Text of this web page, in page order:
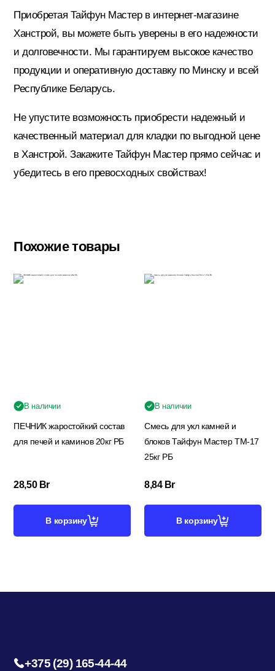
Электрика
Приобретая Тайфун Мастер в интернет-магазине
Ханстрой, вы можете быть уверены в его надежности
и долговечности. Мы гарантируем высокое качество
продукции и оперативную доставку по Минску и всей
Республике Беларусь.
Не упустите возможность приобрести надежный и
качественный материал для кладки по выгодной цене
в Ханстрой. Закажите Тайфун Мастер прямо сейчас и
убедитесь в его превосходных свойствах!
Похожие товары
В наличии
ПЕЧНИК жаростойкий состав
для печей и каминов 20кг РБ
28,50 Br
В корзину
В наличии
Смесь для укл камней и
блоков Тайфун Мастер ТМ-17
25кг РБ
8,84 Br
В корзину
+375 (29) 165-44-44